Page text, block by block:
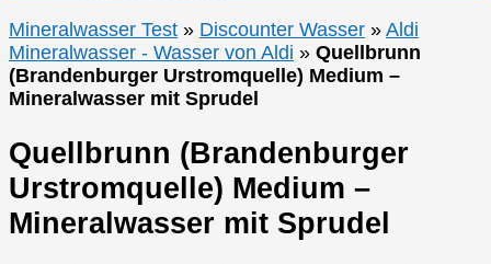
Mineralwasser Test » Discounter Wasser » Aldi
Mineralwasser - Wasser von Aldi » Quellbrunn
(Brandenburger Urstromquelle) Medium –
Mineralwasser mit Sprudel
Quellbrunn (Brandenburger
Urstromquelle) Medium –
Mineralwasser mit Sprudel